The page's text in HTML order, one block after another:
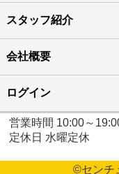
スタッフ紹介
会社概要
ログイン
営業時間 10:00～
定休日 水曜定休
©センチ